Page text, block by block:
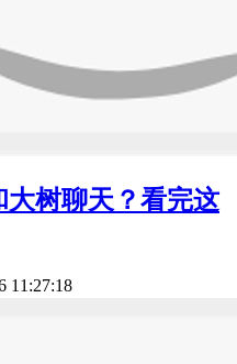
大树聊天？看完这
11:27:18